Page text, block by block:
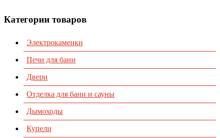
Категории товаров
Электрокаменки
Печи для бани
Двери
Отделка для бани и сауны
Дымоходы
Купели